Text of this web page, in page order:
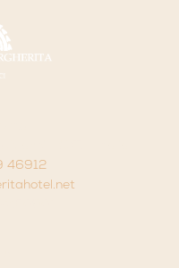
46912